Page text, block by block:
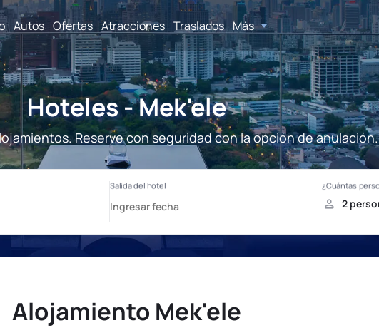
Autos Ofertas Atracciones Traslados Más
Hoteles - Mek'ele
Reserve con seguridad con la opción de anulación.
Alojamiento Mek'ele